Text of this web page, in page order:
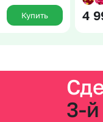
Купить 4
3-й